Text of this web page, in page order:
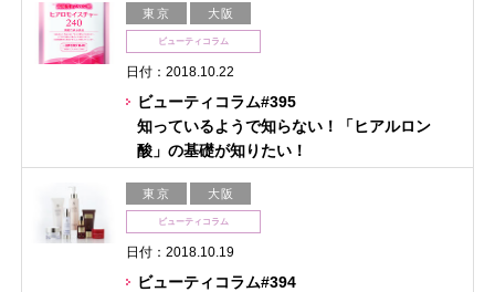
東京 大阪
ビューティコラム
日付：2018.10.22
ビューティコラム#395
知っているようで知らない！「ヒアルロン
酸」の基礎が知りたい！
東京 大阪
ビューティコラム
日付：2018.10.19
ビューティコラム#394